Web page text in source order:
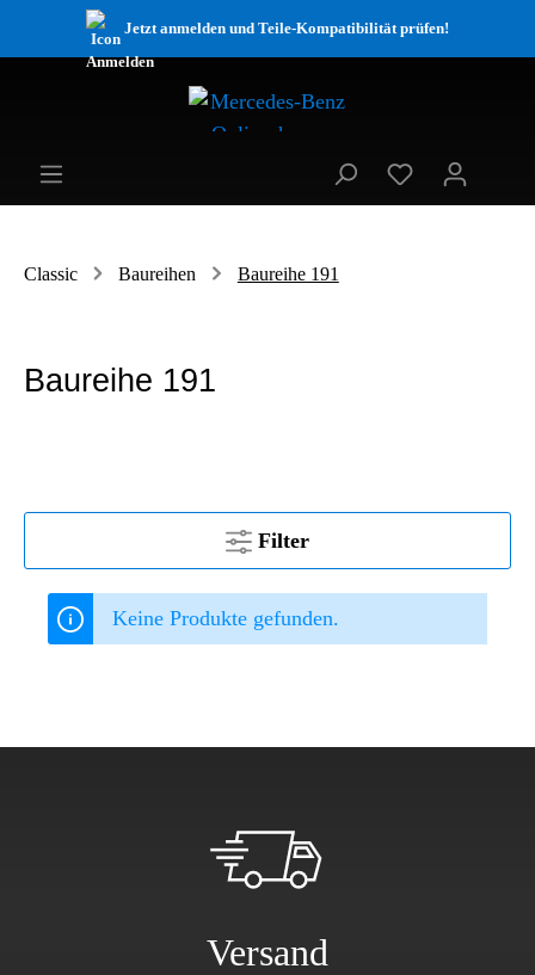
Jetzt anmelden und Teile-Kompatibilität prüfen!
Classic Baureihen Baureihe 191
Baureihe 191
Filter
Keine Produkte gefunden.
Versand